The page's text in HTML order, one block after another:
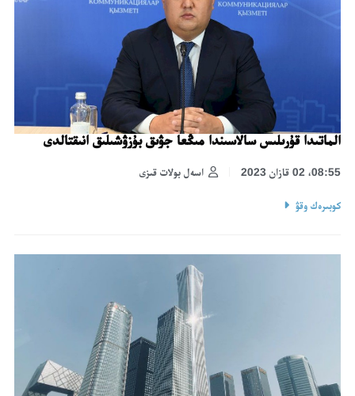
الماتىدا قۇرىلىس سالاسىندا مىڭعا جۋىق بۇزۋشىلىق انىقتالدى
اسەل بولات قىزى 08:55، 02 قازان 2023
كوبىرەك وقۋ